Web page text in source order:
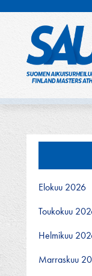
Elokuu 2026
Toukokuu
Helmikuu
Marraskuu